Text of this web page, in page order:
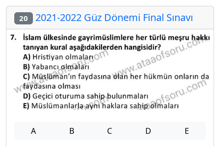
20 2021-2022 Güz Dönemi Final Sınavı
A B C D E